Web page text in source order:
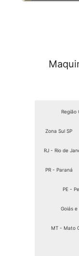
Região
Zona Sul SP
RJ - Rio de
PR - Paraná
PE -
Goiás
MT - Mato